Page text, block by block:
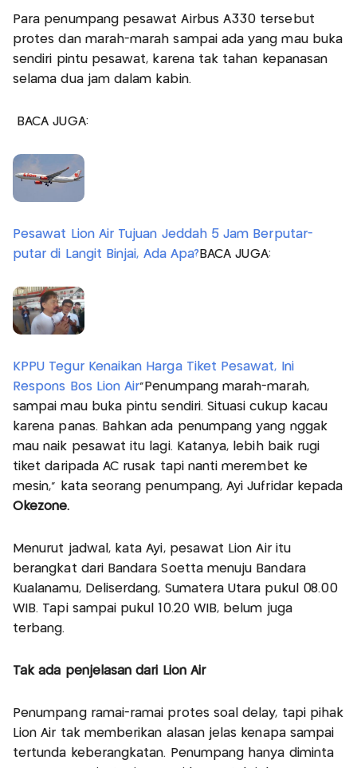
Para penumpang pesawat Airbus A330 tersebut
protes dan marah-marah sampai ada yang mau buka
sendiri pintu pesawat, karena tak tahan kepanasan
selama dua jam dalam kabin.
BACA JUGA:
Pesawat Lion Air Tujuan Jeddah 5 Jam Berputar-
putar di Langit Binjai, Ada Apa? BACA JUGA:
KPPU Tegur Kenaikan Harga Tiket Pesawat, Ini
Respons Bos Lion Air“Penumpang marah-marah,
sampai mau buka pintu sendiri. Situasi cukup kacau
karena panas. Bahkan ada penumpang yang nggak
mau naik pesawat itu lagi. Katanya, lebih baik rugi
tiket daripada AC rusak tapi nanti merembet ke
mesin,” kata seorang penumpang, Ayi Jufridar kepada
Okezone.
Menurut jadwal, kata Ayi, pesawat Lion Air itu
berangkat dari Bandara Soetta menuju Bandara
Kualanamu, Deliserdang, Sumatera Utara pukul 08.00
WIB. Tapi sampai pukul 10.20 WIB, belum juga
terbang.
Tak ada penjelasan dari Lion Air
Penumpang ramai-ramai protes soal delay, tapi pihak
Lion Air tak memberikan alasan jelas kenapa sampai
tertunda keberangkatan. Penumpang hanya diminta